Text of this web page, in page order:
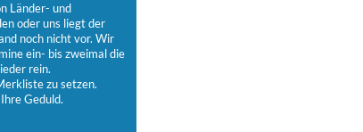
Länder- und
oder uns liegt der
noch nicht vor. Wir
ein- bis zweimal die
rein.
zu setzen.
Geduld.